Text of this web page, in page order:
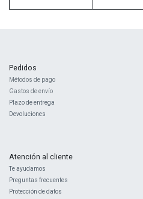
Pedidos
Métodos de pago
Gastos de envío
Plazo de entrega
Devoluciones
Atención al cliente
Te ayudamos
Preguntas frecuentes
Protección de datos